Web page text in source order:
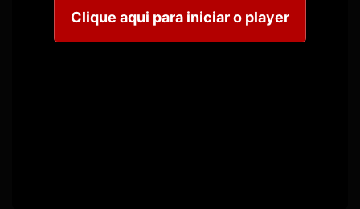
Clique aqui para iniciar o player